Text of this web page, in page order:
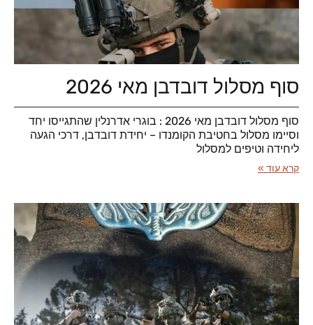
סוף מסלול דובדבן מאי 2026
סוף מסלול דובדבן מאי 2026 : בוגרי אדרנלין שהתגייסו יחד
וסיימו מסלול בחטיבת הקומנדו – יחידת דובדבן, דרכי הגעה
ליחידה וטיפים למסלול
קרא עוד »